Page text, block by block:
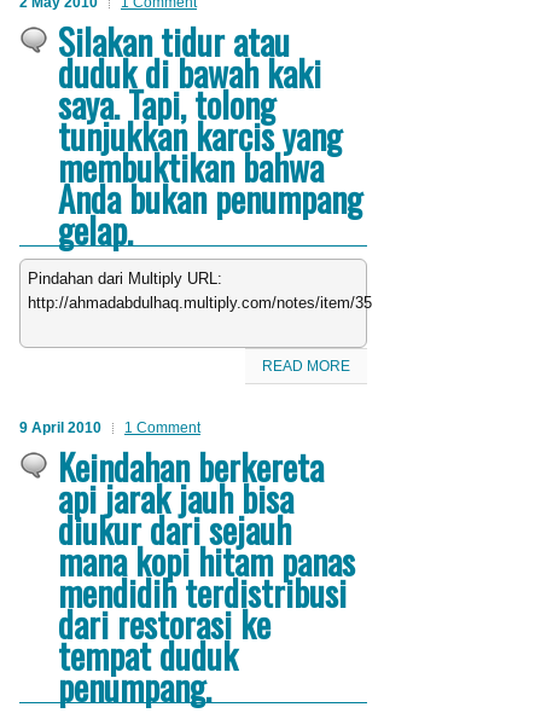
Silakan tidur atau
duduk di bawah kaki
saya. Tapi, tolong
tunjukkan karcis yang
membuktikan bahwa
Anda bukan penumpang
gelap.
Pindahan dari Multiply URL:
http://ahmadabdulhaq.multiply.com/notes/item/35
READ MORE
9 April 2010 1 Comment
Keindahan berkereta
api jarak jauh bisa
diukur dari sejauh
mana kopi hitam panas
mendidih terdistribusi
dari restorasi ke
tempat duduk
penumpang.